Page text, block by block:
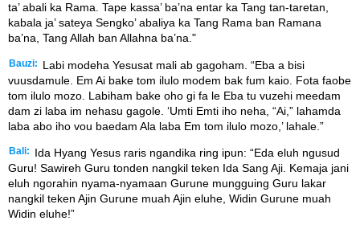
ta’ abali ka Rama. Tape kassa’ ba’na entar ka Tang tan-taretan,
kabala ja’ sateya Sengko’ abaliya ka Tang Rama ban Ramana
ba’na, Tang Allah ban Allahna ba’na."
Bauzi:
Labi modeha Yesusat mali ab gagoham. “Eba a bisi
vuusdamule. Em Ai bake tom ilulo modem bak fum kaio. Fota faobe
tom ilulo mozo. Labiham bake oho gi fa le Eba tu vuzehi meedam
dam zi laba im nehasu gagole. ‘Umti Emti iho neha, “Ai,” lahamda
laba abo iho vou baedam Ala laba Em tom ilulo mozo,’ lahale.”
Bali:
Ida Hyang Yesus raris ngandika ring ipun: “Eda eluh ngusud
Guru! Sawireh Guru tonden nangkil teken Ida Sang Aji. Kemaja jani
eluh ngorahin nyama-nyamaan Gurune mungguing Guru lakar
nangkil teken Ajin Gurune muah Ajin eluhe, Widin Gurune muah
Widin eluhe!”